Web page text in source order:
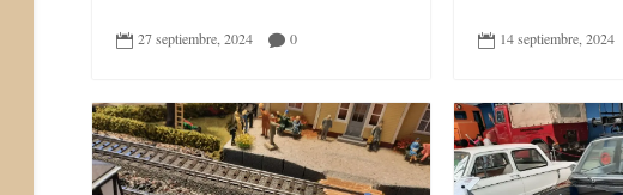
 27 septiembre, 2024  0  14 septiembre, 2024